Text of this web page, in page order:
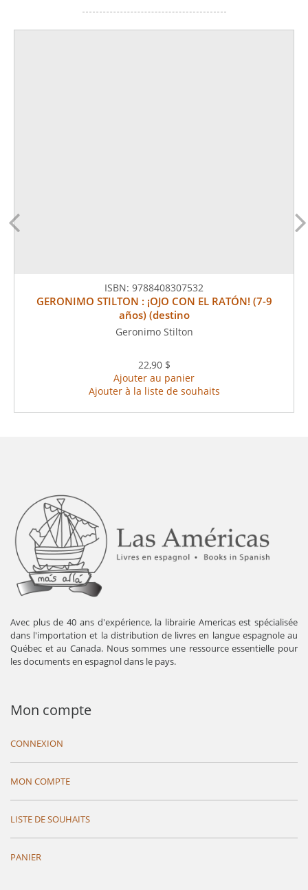
ISBN: 9788408307532
GERONIMO STILTON : ¡OJO CON EL RATÓN! (7-9
años) (destino
Geronimo Stilton
22,90 $
Ajouter au panier
Ajouter à la liste de souhaits
Avec plus de 40 ans d'expérience, la librairie Americas est spécialisée
dans l'importation et la distribution de livres en langue espagnole au
Québec et au Canada. Nous sommes une ressource essentielle pour
les documents en espagnol dans le pays.
Mon compte
CONNEXION
MON COMPTE
LISTE DE SOUHAITS
PANIER